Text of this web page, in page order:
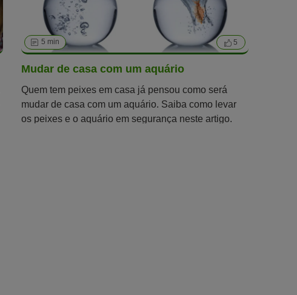
5 min 5
Mudar de casa com um aquário
Quem tem peixes em casa já pensou como será
mudar de casa com um aquário. Saiba como levar
os peixes e o aquário em segurança neste artigo.